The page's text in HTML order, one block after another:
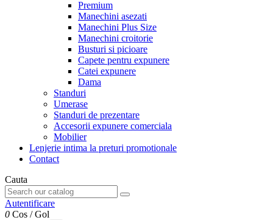
Premium
Manechini asezati
Manechini Plus Size
Manechini croitorie
Busturi si picioare
Capete pentru expunere
Catei expunere
Dama
Standuri
Umerase
Standuri de prezentare
Accesorii expunere comerciala
Mobilier
Lenjerie intima la preturi promotionale
Contact
Cauta
Autentificare
0 Cos /Gol